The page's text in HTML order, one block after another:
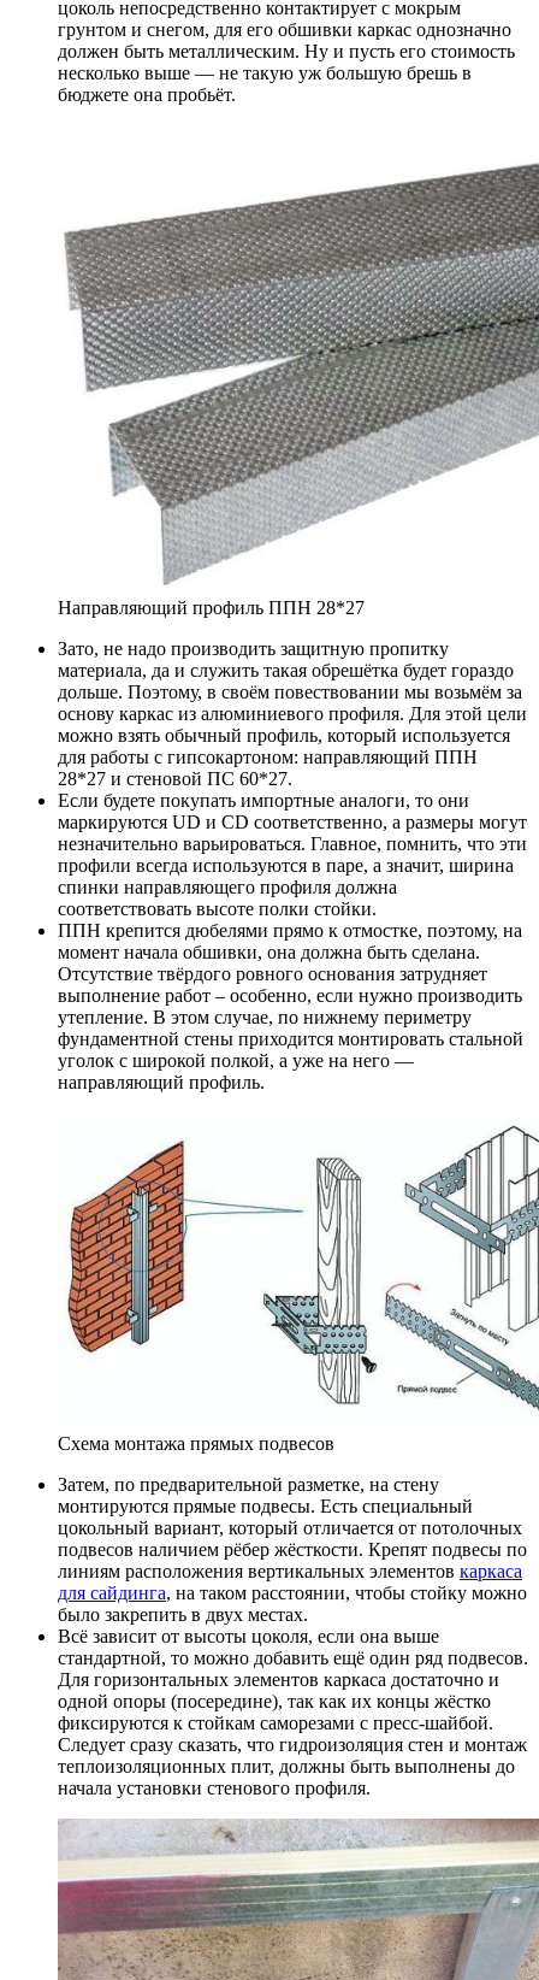
цоколь непосредственно контактирует с мокрым
грунтом и снегом, для его обшивки каркас однозначно
должен быть металлическим. Ну и пусть его стоимость
несколько выше — не такую уж большую брешь в
бюджете она пробьёт.
Направляющий профиль ППН 28*27
Зато, не надо производить защитную пропитку
материала, да и служить такая обрешётка будет гораздо
дольше. Поэтому, в своём повествовании мы возьмём за
основу каркас из алюминиевого профиля. Для этой цели
можно взять обычный профиль, который используется
для работы с гипсокартоном: направляющий ППН
28*27 и стеновой ПС 60*27.
Если будете покупать импортные аналоги, то они
маркируются UD и CD соответственно, а размеры могут
незначительно варьироваться. Главное, помнить, что эти
профили всегда используются в паре, а значит, ширина
спинки направляющего профиля должна
соответствовать высоте полки стойки.
ППН крепится дюбелями прямо к отмостке, поэтому, на
момент начала обшивки, она должна быть сделана.
Отсутствие твёрдого ровного основания затрудняет
выполнение работ – особенно, если нужно производить
утепление. В этом случае, по нижнему периметру
фундаментной стены приходится монтировать стальной
уголок с широкой полкой, а уже на него —
направляющий профиль.
Схема монтажа прямых подвесов
Затем, по предварительной разметке, на стену
монтируются прямые подвесы. Есть специальный
цокольный вариант, который отличается от потолочных
подвесов наличием рёбер жёсткости. Крепят подвесы по
линиям расположения вертикальных элементов каркаса
для сайдинга, на таком расстоянии, чтобы стойку можно
было закрепить в двух местах.
Всё зависит от высоты цоколя, если она выше
стандартной, то можно добавить ещё один ряд подвесов.
Для горизонтальных элементов каркаса достаточно и
одной опоры (посередине), так как их концы жёстко
фиксируются к стойкам саморезами с пресс-шайбой.
Следует сразу сказать, что гидроизоляция стен и монтаж
теплоизоляционных плит, должны быть выполнены до
начала установки стенового профиля.